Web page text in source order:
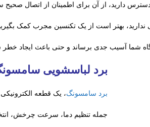
دارید، از آن برای اطمینان از اتصال صحیح
بهتر است از یک تکنسین مجرب کمک
شما آسیب جدی برساند و حتی باعث ایجاد خطر
برد لباسشویی
برد سامسونگ، یک قطعه
جمله تنظیم دما، سرعت چرخش،